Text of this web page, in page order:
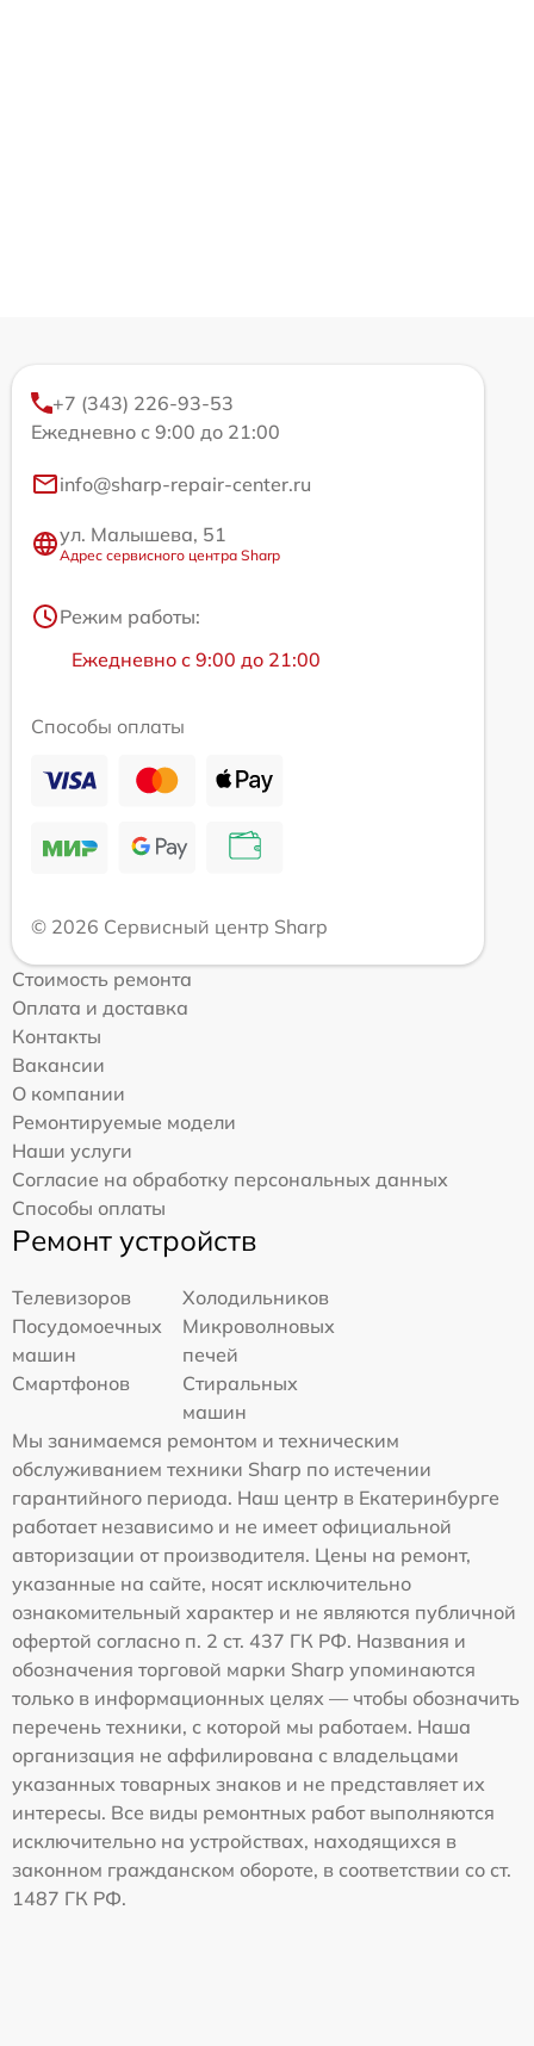
+7 (343) 226-93-53
Ежедневно с 9:00 до 21:00
info@sharp-repair-center.ru
ул. Малышева, 51
Адрес сервисного центра Sharp
Режим работы:
Ежедневно с 9:00 до 21:00
Способы оплаты
© 2026 Сервисный центр Sharp
Стоимость ремонта
Оплата и доставка
Контакты
Вакансии
О компании
Ремонтируемые модели
Наши услуги
Согласие на обработку персональных данных
Способы оплаты
Ремонт устройств
Телевизоров
Холодильников
Посудомоечных
машин
Микроволновых
печей
Смартфонов
Стиральных
машин
Мы занимаемся ремонтом и техническим
обслуживанием техники Sharp по истечении
гарантийного периода. Наш центр в Екатеринбурге
работает независимо и не имеет официальной
авторизации от производителя. Цены на ремонт,
указанные на сайте, носят исключительно
ознакомительный характер и не являются публичной
офертой согласно п. 2 ст. 437 ГК РФ. Названия и
обозначения торговой марки Sharp упоминаются
только в информационных целях — чтобы обозначить
перечень техники, с которой мы работаем. Наша
организация не аффилирована с владельцами
указанных товарных знаков и не представляет их
интересы. Все виды ремонтных работ выполняются
исключительно на устройствах, находящихся в
законном гражданском обороте, в соответствии со ст.
1487 ГК РФ.